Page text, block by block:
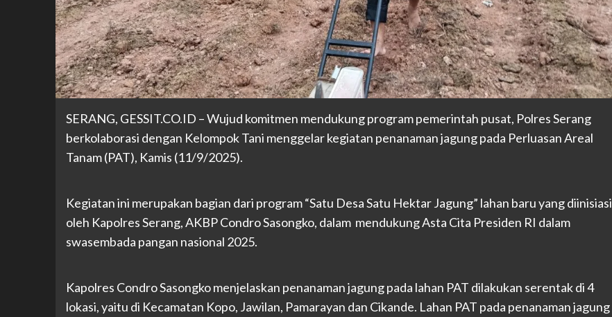
SERANG, GESSIT.CO.ID – Wujud komitmen mendukung program pemerintah pusat, Polres Serang
berkolaborasi dengan Kelompok Tani menggelar kegiatan penanaman jagung pada Perluasan Areal
Tanam (PAT), Kamis (11/9/2025).
Kegiatan ini merupakan bagian dari program “Satu Desa Satu Hektar Jagung” lahan baru yang diinisiasi
oleh Kapolres Serang, AKBP Condro Sasongko, dalam mendukung Asta Cita Presiden RI dalam
swasembada pangan nasional 2025.
Kapolres Condro Sasongko menjelaskan penanaman jagung pada lahan PAT dilakukan serentak di 4
lokasi, yaitu di Kecamatan Kopo, Jawilan, Pamarayan dan Cikande. Lahan PAT pada penanaman jagung